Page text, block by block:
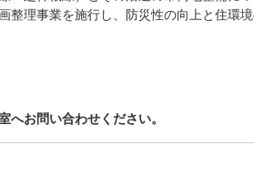
整理事業を施行し、防災性の向上と住環
へお問い合わせください。